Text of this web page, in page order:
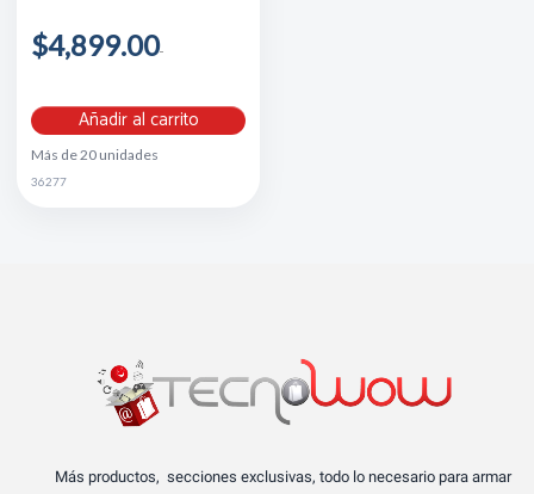
$4,899.00
Añadir al carrito
Más de 20 unidades
36277
Más productos, secciones exclusivas, todo lo necesario para armar